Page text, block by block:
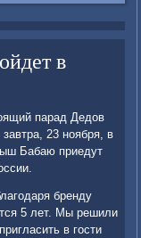
в
парад Дедοв
23 ноября, в
Бабаю приедут
бренду
5 лет. Мы решили
в гости